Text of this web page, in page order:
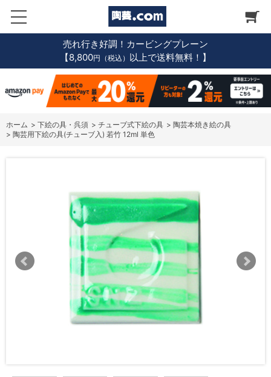
売れ行き好調！カービングプレーン
【8,800円（税込） 以上で送料無料！】
ホーム > 下絵の具・呉須 > チューブ式下絵の具 > 陶芸本焼き絵の具
> 陶芸用下絵の具(チューブ入) 若竹 12ml 単色